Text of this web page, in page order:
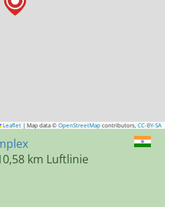
Leaflet | Map data © OpenStreetMap contributors, CC-BY-SA
km Luftlinie